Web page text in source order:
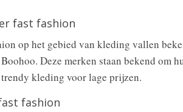
fast fashion
op het gebied van kleding vallen
Deze merken staan bekend om
kleding voor lage prijzen.
fashion